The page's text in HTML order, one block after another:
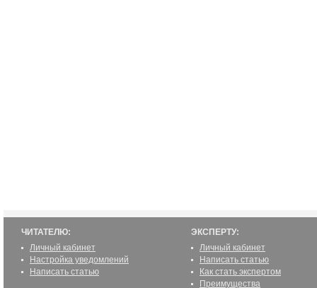
ЧИТАТЕЛЮ:
Личный кабинет
Настройка уведомлений
Написать статью
ЭКСПЕРТУ:
Личный кабинет
Написать статью
Как стать экспертом
Преимущества